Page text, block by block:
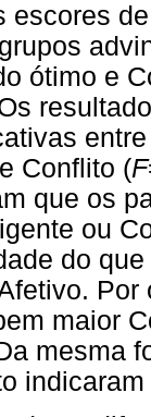
escores
ótimo e
Conflito (F
que os
ou
do
maior
mesma